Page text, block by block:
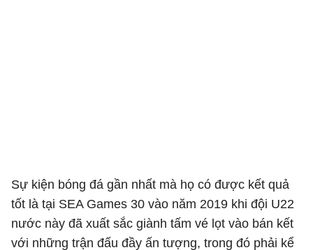
Sự kiện bóng đá gần nhất mà họ có được kết quả
tốt là tại SEA Games 30 vào năm 2019 khi đội U22
nước này đã xuất sắc giành tấm vé lọt vào bán kết
với những trận đấu đầy ấn tượng, trong đó phải kể